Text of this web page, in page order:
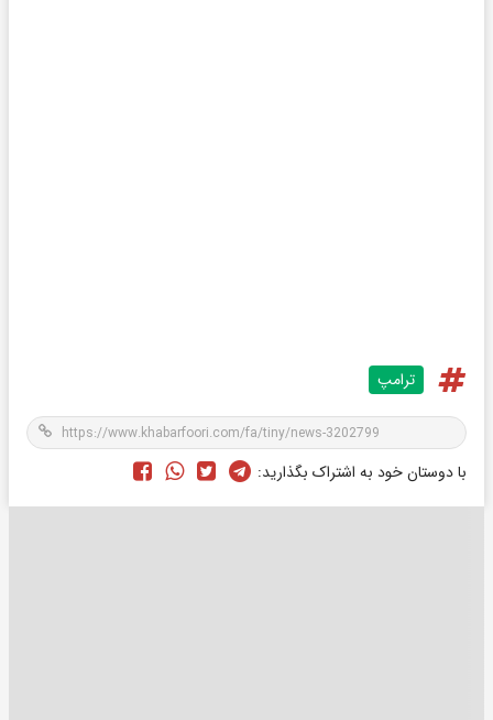
ترامپ
با دوستان خود به اشتراک بگذارید: